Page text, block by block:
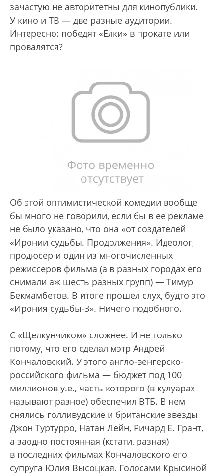
зачастую не авторитетны для кинопублики.
У кино и ТВ — две разные аудитории.
Интересно: победят «Елки» в прокате или
провалятся?
Об этой оптимистической комедии вообще
бы много не говорили, если бы в ее рекламе
не было указано, что она «от создателей
«Иронии судьбы. Продолжения». Идеолог,
продюсер и один из многочисленных
режиссеров фильма (а в разных городах его
снимали аж шесть разных групп) — Тимур
Бекмамбетов. В итоге прошел слух, будто это
«Ирония судьбы-3». Ничего подобного.
С «Щелкунчиком» сложнее. И не только
потому, что его сделал мэтр Андрей
Кончаловский. У этого англо-венгерско-
российского фильма — бюджет под 100
миллионов у.е., часть которого (в кулуарах
называют разное) обеспечил ВТБ. В нем
снялись голливудские и британские звезды
Джон Туртурро, Натан Лейн, Ричард Е. Грант,
а заодно постоянная (кстати, разная)
в последних фильмах Кончаловского его
супруга Юлия Высоцкая. Голосами Крысиной